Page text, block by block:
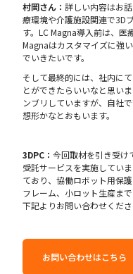
村岡さん：詳しい内容はお
療環境や介護施設関連で3D
す。LC Magna導入前は、医
Magnaはカスタマイズに強
でいきたいです。
そして最終的には、社内に
とができたらいいなと思い
ンブリしていますが、自社
想形かなとおもいます。
3DPC：今回取材を引き受け
受託サービスを実施してい
ており、協働ロボット用保
フレーム、小ロット生産ま
下記よりお問い合わせくださ
お問い合わせはこちら